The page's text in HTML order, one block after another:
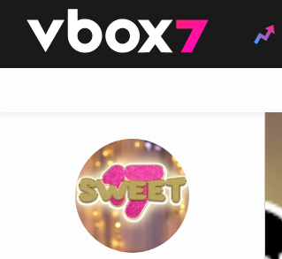
👾